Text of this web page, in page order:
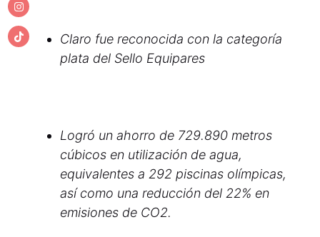
Claro fue reconocida con la categoría
plata del Sello Equipares
Logró un ahorro de 729.890 metros
cúbicos en utilización de agua,
equivalentes a 292 piscinas olímpicas,
así como una reducción del 22% en
emisiones de CO2.